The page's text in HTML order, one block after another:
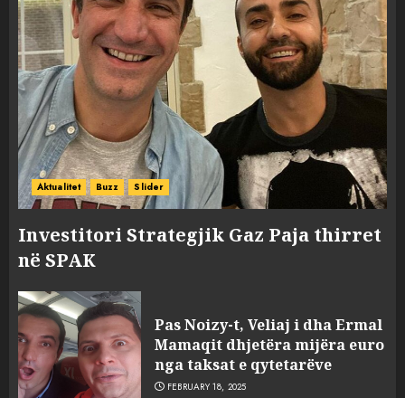
Aktualitet Buzz Slider
Investitori Strategjik Gaz Paja thirret
në SPAK
Pas Noizy-t, Veliaj i dha Ermal
Mamaqit dhjetëra mijëra euro
nga taksat e qytetarëve
FEBRUARY 18, 2025